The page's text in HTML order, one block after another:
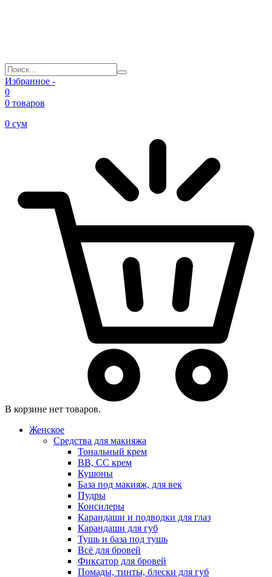
Избранное -
0
0 товаров
0 сум
В корзине нет товаров.
Женское
Средства для макияжа
Тональный крем
BB, CC крем
Кушоны
База под макияж, для век
Пудры
Консилеры
Карандаши и подводки для глаз
Карандаши для губ
Тушь и база под тушь
Всё для бровей
Фиксатор для бровей
Помады, тинты, блески для губ